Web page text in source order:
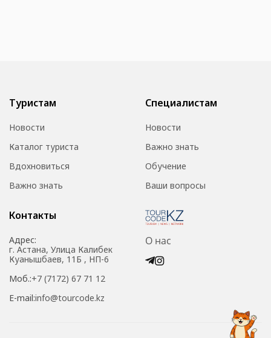
Туристам
Новости
Каталог туриста
Вдохновиться
Важно знать
Специалистам
Новости
Важно знать
Обучение
Ваши вопросы
Контакты
Адрес:
г. Астана, Улица Калибек
Куанышбаев, 11Б , НП-6
Моб.:+7 (7172) 67 71 12
E-mail:info@tourcode.kz
О нас